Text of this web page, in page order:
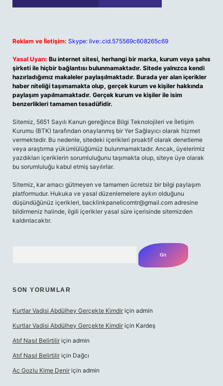
Reklam ve İletişim: Skype: live:.cid.575569c608265c69
Yasal Uyarı: Bu internet sitesi, herhangi bir marka, kurum veya şahıs
şirketi ile hiçbir bağlantısı bulunmamaktadır. Sitede yalnızca kendi
hazırladığımız makaleler paylaşılmaktadır. Burada yer alan içerikler
haber niteliği taşımamakta olup, gerçek kurum ve kişiler hakkında
paylaşım yapılmamaktadır. Gerçek kurum ve kişiler ile isim
benzerlikleri tamamen tesadüfidir.
Sitemiz, 5651 Sayılı Kanun gereğince Bilgi Teknolojileri ve İletişim
Kurumu (BTK) tarafından onaylanmış bir Yer Sağlayıcı olarak hizmet
vermektedir. Bu nedenle, sitedeki içerikleri proaktif olarak denetleme
veya araştırma yükümlülüğümüz bulunmamaktadır. Ancak, üyelerimiz
yazdıkları içeriklerin sorumluluğunu taşımakta olup, siteye üye olarak
bu sorumluluğu kabul etmiş sayılırlar.
Sitemiz, kar amacı gütmeyen ve tamamen ücretsiz bir bilgi paylaşım
platformudur. Hukuka ve yasal düzenlemelere aykırı olduğunu
düşündüğünüz içerikleri, backlinkpanelicomtr@gmail.com adresine
bildirmeniz halinde, ilgili içerikler yasal süre içerisinde sitemizden
kaldırılacaktır.
SON YORUMLAR
Kurtlar Vadisi Abdülhey Gerçekte Kimdir için admin
Kurtlar Vadisi Abdülhey Gerçekte Kimdir için Kardeş
Atıf Nasıl Belirtilir için admin
Atıf Nasıl Belirtilir için Dağcı
Ac Gozlu Kime Denir için admin